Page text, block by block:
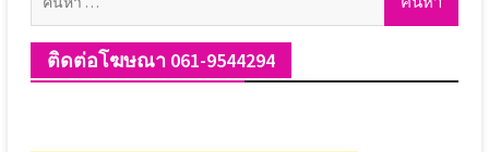
ข่าว
ออนไลน์
นิ
ปอ
อน
ไลน์
ออนไลน์
นิ
วส์
แกรม
ติดต่อโฆษณา 061-9544294